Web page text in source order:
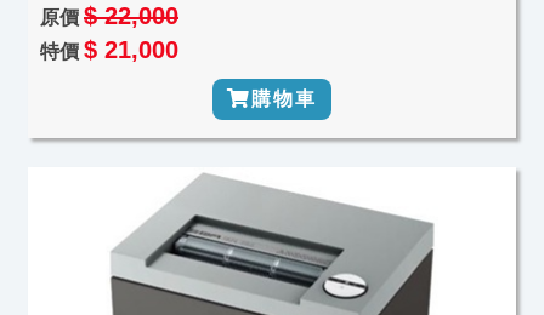
原價 $ 22,000
特價 $ 21,000
購物車